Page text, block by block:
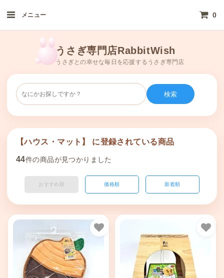
メニュー 0
うさぎ専門店RabbitWish
うさぎとの幸せな毎日を応援するうさぎ専門店
検索
【ハウス・マット】 に登録されている商品
44件の商品が見つかりました
おすすめ順 価格順 新着順
お気に入り お気